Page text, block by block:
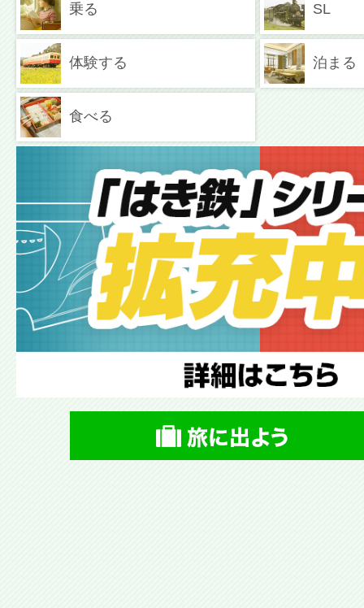
乗る SL
体験する 泊まる
食べる